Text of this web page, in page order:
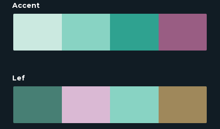
Accent
Lef